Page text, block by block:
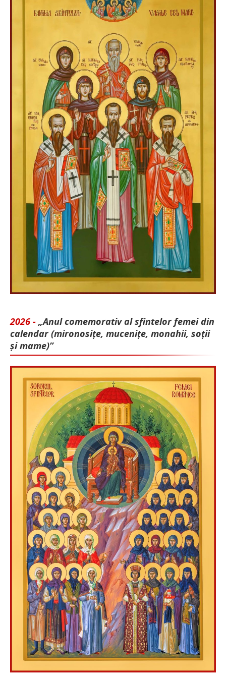
2026 - „Anul comemorativ al sfintelor femei din
calendar (mironosițe, mu­cenițe, monahii, soții
și mame)”